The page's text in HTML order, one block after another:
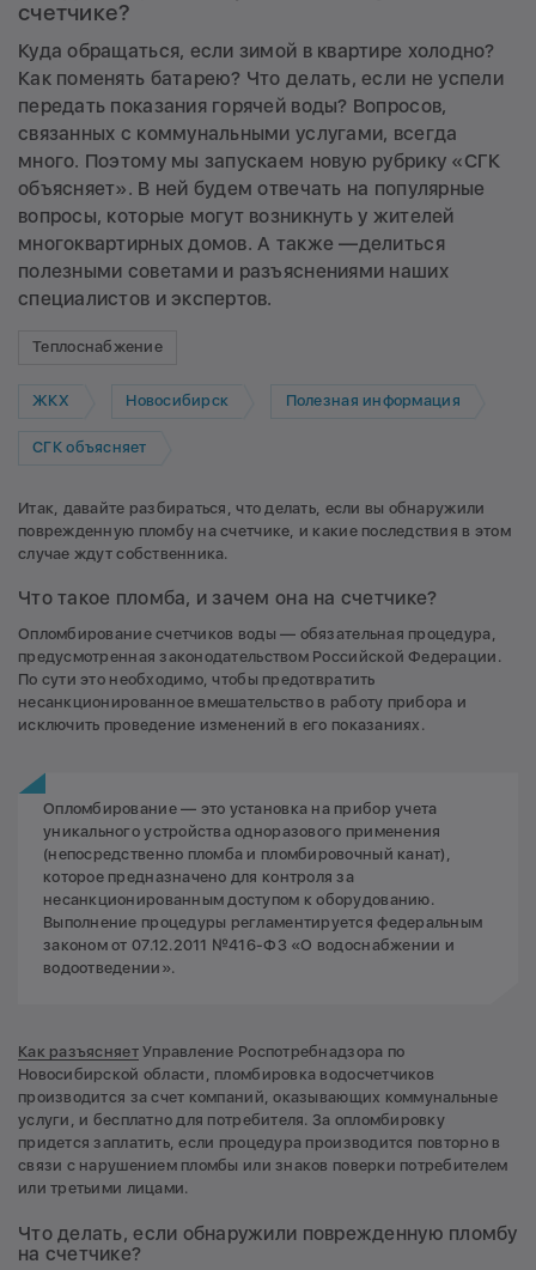
счетчике?
Куда обращаться, если зимой в квартире холодно?
Как поменять батарею? Что делать, если не успели
передать показания горячей воды? Вопросов,
связанных с коммунальными услугами, всегда
много. Поэтому мы запускаем новую рубрику «СГК
объясняет». В ней будем отвечать на популярные
вопросы, которые могут возникнуть у жителей
многоквартирных домов. А также —делиться
полезными советами и разъяснениями наших
специалистов и экспертов.
Теплоснабжение
ЖКХ Новосибирск Полезная информация
СГК объясняет
Итак, давайте разбираться, что делать, если вы обнаружили
поврежденную пломбу на счетчике, и какие последствия в этом
случае ждут собственника.
Что такое пломба, и зачем она на счетчике?
Опломбирование счетчиков воды — обязательная процедура,
предусмотренная законодательством Российской Федерации.
По сути это необходимо, чтобы предотвратить
несанкционированное вмешательство в работу прибора и
исключить проведение изменений в его показаниях.
Опломбирование — это установка на прибор учета
уникального устройства одноразового применения
(непосредственно пломба и пломбировочный канат),
которое предназначено для контроля за
несанкционированным доступом к оборудованию.
Выполнение процедуры регламентируется федеральным
законом от 07.12.2011 №416-ФЗ «О водоснабжении и
водоотведении».
Как разъясняетУправление Роспотребнадзора по
Новосибирской области, пломбировка водосчетчиков
производится за счет компаний, оказывающих коммунальные
услуги, и бесплатно для потребителя. За опломбировку
придется заплатить, если процедура производится повторно в
связи с нарушением пломбы или знаков поверки потребителем
или третьими лицами.
Что делать, если обнаружили поврежденную пломбу
на счетчике?